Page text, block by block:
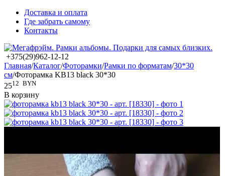
Доставка и оплата
Где забрать самому
Контакты
+375(29)962-12-12
Главная/Каталог/Фоторамки/Рамки по форматам/30*30
см/Фоторамка KB13 black 30*30
2512 BYN
В корзину